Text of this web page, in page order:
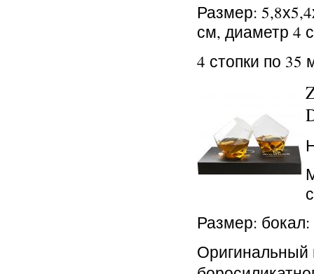
Размер:
см, диаметр 4
4 стопки по 35
Размер:
Оригинальный